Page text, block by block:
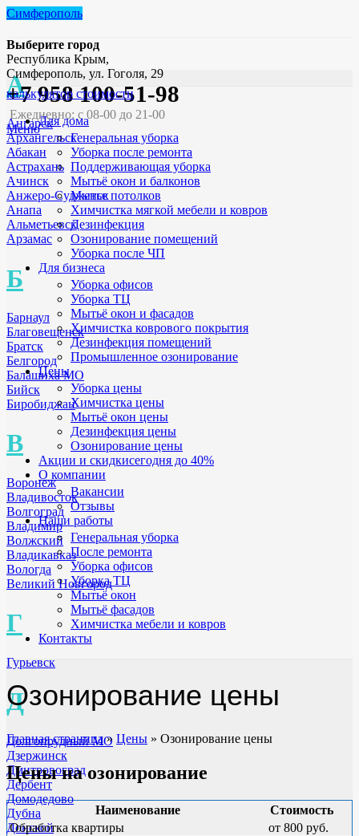
Симферополь
Выберите город
А
Ангарск
Архангельск
Абакан
Астрахань
Ачинск
Анжеро-Судженск
Анапа
Альметьевск
Арзамас
Б
Барнаул
Благовещенск
Братск
Белгород
Балашиха МО
Бийск
Биробиджан
В
Воронеж
Владивосток
Волгоград
Владимир
Волжский
Владикавказ
Вологда
Великий Новгород
Г
Гурьевск
Д
Долгопрудный МО
Дзержинск
Дмитровоград
Дербент
Домодедово
Дубна
Донской
Республика Крым,
Симферополь, ул. Гоголя, 29
+7 958 100-51-98
Ежедневно: с 08-00 до 21-00
Меню
калькулятор стоимости
Для дома
Генеральная уборка
Уборка после ремонта
Поддерживающая уборка
Мытьё окон и балконов
Мытье потолков
Химчистка мягкой мебели и ковров
Дезинфекция
Озонирование помещений
Уборка после ЧП
Для бизнеса
Уборка офисов
Уборка ТЦ
Мытьё окон и фасадов
Химчистка коврового покрытия
Дезинфекция помещений
Промышленное озонирование
Цены
Уборка цены
Химчистка цены
Мытьё окон цены
Дезинфекция цены
Озонирование цены
Акции и скидкисегодня до 40%
О компании
Вакансии
Отзывы
Наши работы
Генеральная уборка
После ремонта
Уборка офисов
Уборка ТЦ
Мытьё окон
Мытьё фасадов
Химчистка мебели и ковров
Контакты
Озонирование цены
Главная страница» Цены » Озонирование цены
Цены на озонирование
Наименование
Стоимость
Обработка квартиры
от 800 руб.